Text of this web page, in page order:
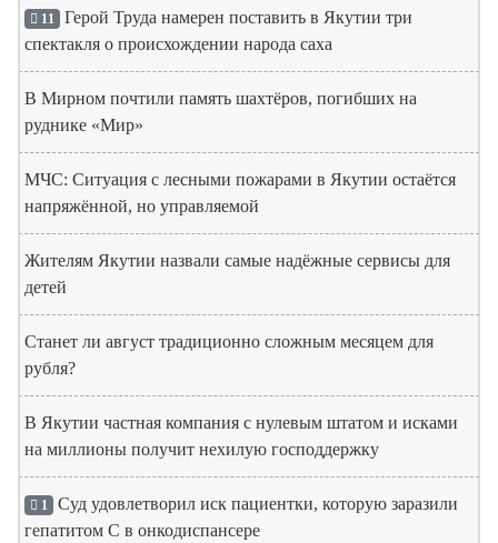
11 Герой Труда намерен поставить в Якутии три
спектакля о происхождении народа саха
В Мирном почтили память шахтёров, погибших на
руднике «Мир»
МЧС: Ситуация с лесными пожарами в Якутии остаётся
напряжённой, но управляемой
Жителям Якутии назвали самые надёжные сервисы для
детей
Станет ли август традиционно сложным месяцем для
рубля?
В Якутии частная компания с нулевым штатом и исками
на миллионы получит нехилую господдержку
1 Суд удовлетворил иск пациентки, которую заразили
гепатитом С в онкодиспансере